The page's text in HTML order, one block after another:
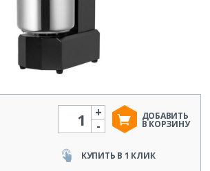
Количество
-
+ ДОБАВИТЬ
В КОРЗИНУ
КУПИТЬ В 1 КЛИК